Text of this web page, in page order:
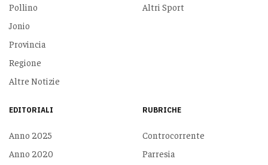
Pollino
Jonio
Provincia
Regione
Altre Notizie
Altri Sport
EDITORIALI
Anno 2025
Anno 2020
RUBRICHE
Controcorrente
Parresia